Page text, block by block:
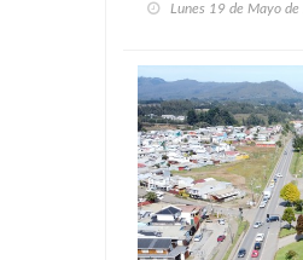
Lunes 19 de Mayo